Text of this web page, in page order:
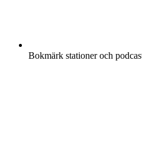
Bokmärk stationer och